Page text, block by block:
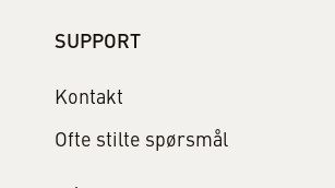
SUPPORT
Kontakt
Ofte stilte spørsmål